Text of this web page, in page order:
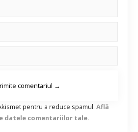
pentru a reduce spamul. Află
datele comentariilor tale.